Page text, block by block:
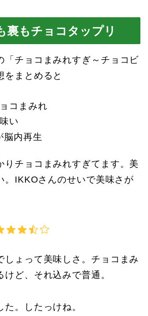
もチョコタップリ
「チョコまみれすぎ～チョコビ
をまとめると
コまみれ
い
脳内再生
りチョコまみれすぎてます。美
。IKKOさんのせいで美味さが
しょって美味しさ。チョコまみ
ど、それ込みで普通。
。したっけね。